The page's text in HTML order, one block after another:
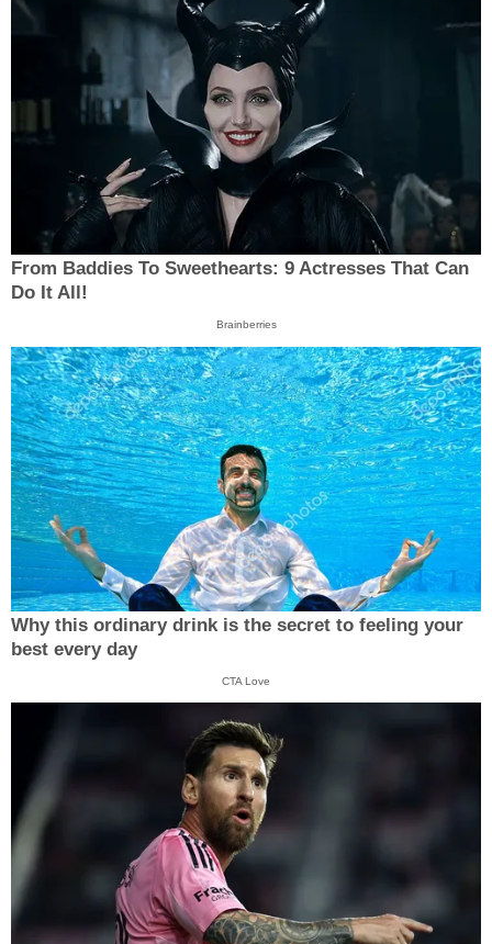
From Baddies To Sweethearts: 9 Actresses That Can
Do It All!
Brainberries
Why this ordinary drink is the secret to feeling your
best every day
CTA Love